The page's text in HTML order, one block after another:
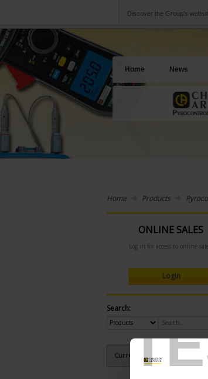
Discover the Group's
Home News
Home Products
ONLINE SALES
Log in for access to online
Login
Search:
Currently Shopping by: